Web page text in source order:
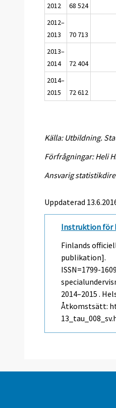
2012
68 524
2012–
2013
70 713
2013–
2014
72 404
2014–
2015
72 612
Källa: Utbildning.
Förfrågningar: Heli
Ansvarig
Uppdaterad
Instruktion för
Finlands
publikation].
ISSN=1799-
2014–2015 .
Åtkomstsätt: